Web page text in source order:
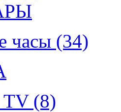
часы (34)
TV (8)